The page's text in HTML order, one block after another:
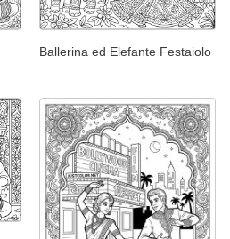
Ballerina ed Elefante Festaiolo